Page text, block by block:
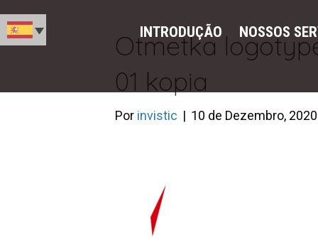
INTRODUÇÃO NOSSOS
Otmetka
01 kopia
Por invistic | 10 de Dezembro, 2020